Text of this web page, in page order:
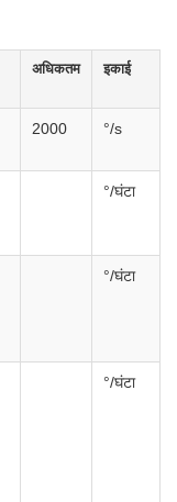
अधिकतम इकाई
2000 °/s
°/घंटा
°/घंटा
°/घंटा